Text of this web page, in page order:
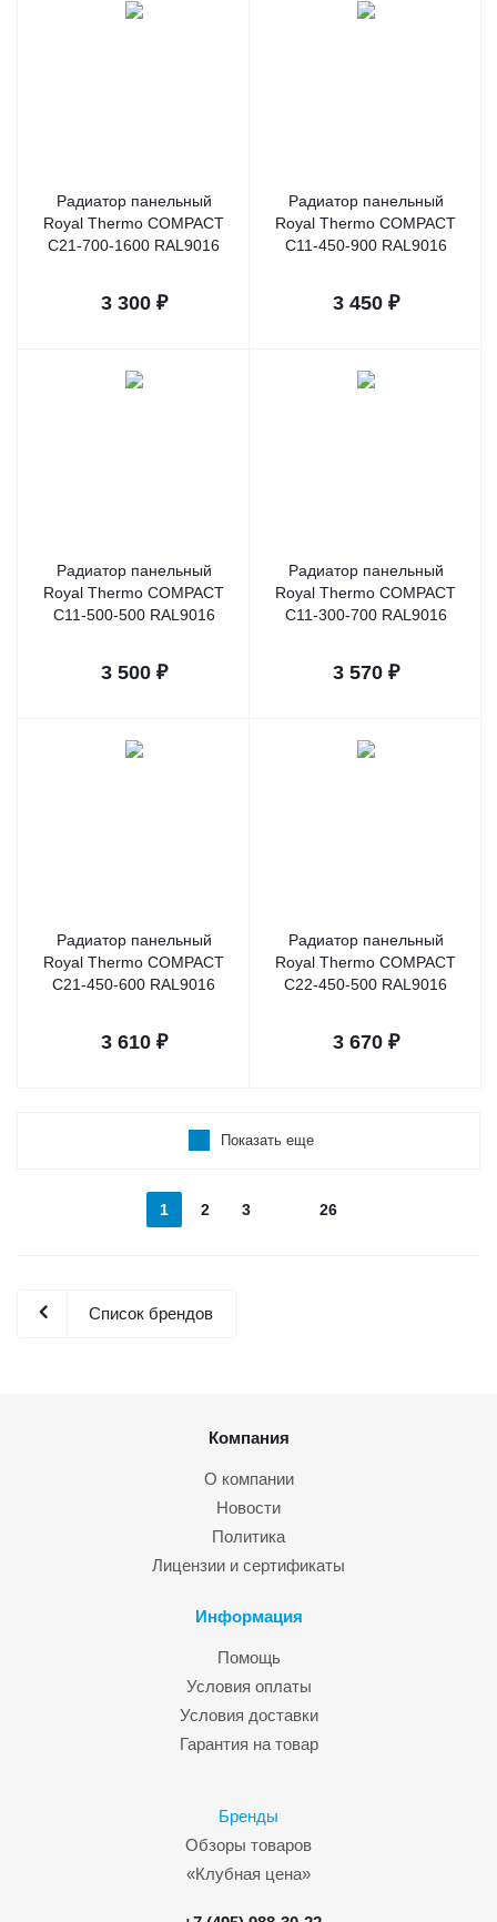
Радиатор панельный
Royal Thermo COMPACT
C21-700-1600 RAL9016
3 300₽
Радиатор панельный
Royal Thermo COMPACT
C11-450-900 RAL9016
3 450₽
Радиатор панельный
Royal Thermo COMPACT
C11-500-500 RAL9016
3 500₽
Радиатор панельный
Royal Thermo COMPACT
C11-300-700 RAL9016
3 570₽
Радиатор панельный
Royal Thermo COMPACT
C21-450-600 RAL9016
3 610₽
Радиатор панельный
Royal Thermo COMPACT
C22-450-500 RAL9016
3 670₽
Показать еще
1 2 3 26
Список брендов
Компания
О компании
Новости
Политика
Лицензии и сертификаты
Информация
Помощь
Условия оплаты
Условия доставки
Гарантия на товар
Бренды
Обзоры товаров
«Клубная цена»